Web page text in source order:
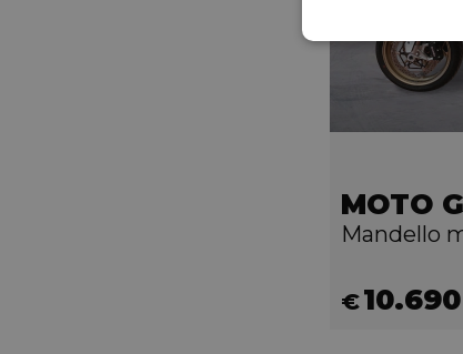
MOTO
Mandello
€10.690